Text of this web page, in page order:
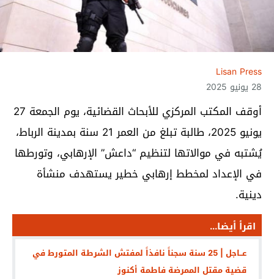
Lisan Press
28 يونيو 2025
أوقف المكتب المركزي للأبحاث القضائية، يوم الجمعة 27
يونيو 2025، طالبة تبلغ من العمر 21 سنة بمدينة الرباط،
يُشتبه في موالاتها لتنظيم “داعش” الإرهابي، وتورطها
في الإعداد لمخطط إرهابي خطير يستهدف منشأة
دينية.
اقرأ أيضا...
عــاجل | 25 سنة سجناً نافذاً لمفتش الشرطة المتورط في
قضية مقتل الممرضة فاطمة أكنوز